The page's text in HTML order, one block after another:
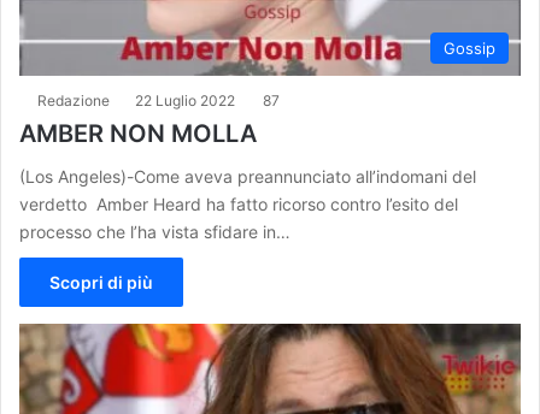
Gossip
Redazione 22 Luglio 2022 87
AMBER NON MOLLA
(Los Angeles)-Come aveva preannunciato all’indomani del
verdetto Amber Heard ha fatto ricorso contro l’esito del
processo che l’ha vista sfidare in…
Scopri di più